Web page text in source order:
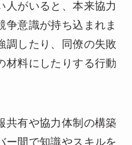
人がいると、本来協力
争意識が持ち込まれま
調したり、同僚の失敗
材料にしたりする行動
共有や協力体制の構築
ー間で知識やスキルを